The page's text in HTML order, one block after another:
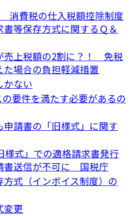
消費税の仕入税額控除制度
等保存方式に関するＱ＆
売上税額の2割に？！ 免税
場合の負担軽減措置
かない
要件を満たす必要があるの
申請書の「旧様式」に関す
様式」での適格請求書発行
書送信が不可に 国税庁
式（インボイス制度）の
変更